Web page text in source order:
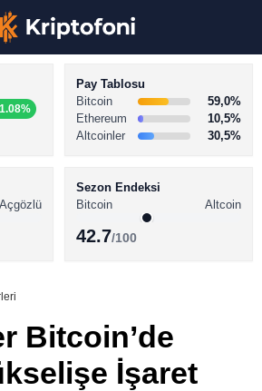
Youtube
TikTok
Pay Tablosu
Bitcoin
59,0%
Ethereum
10,5%
Altcoinler
30,5%
Açgözlü
Sezon Endeksi
Bitcoin
Altcoin
42.7/100
Bitcoin’de
İşaret